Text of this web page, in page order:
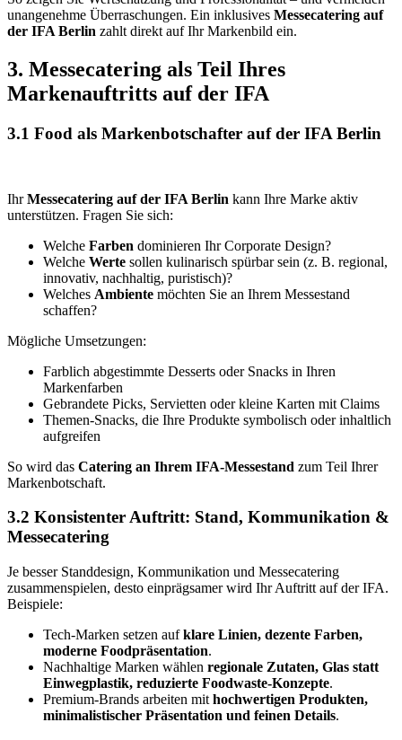
unangenehme Überraschungen. Ein inklusives Messecatering auf
der IFA Berlin zahlt direkt auf Ihr Markenbild ein.
3. Messecatering als Teil Ihres
Markenauftritts auf der IFA
3.1 Food als Markenbotschafter auf der IFA Berlin
IhrMessecatering auf der IFA Berlin kann Ihre Marke aktiv
unterstützen. Fragen Sie sich:
Welche Farben dominieren Ihr Corporate Design?
Welche Werte sollen kulinarisch spürbar sein (z. B. regional,
innovativ, nachhaltig, puristisch)?
Welches Ambiente möchten Sie an Ihrem Messestand
schaffen?
Mögliche Umsetzungen:
Farblich abgestimmte Desserts oder Snacks in Ihren
Markenfarben
Gebrandete Picks, Servietten oder kleine Karten mit Claims
Themen-Snacks, die Ihre Produkte symbolisch oder inhaltlich
aufgreifen
So wird das Catering an Ihrem IFA-Messestand zum Teil Ihrer
Markenbotschaft.
3.2 Konsistenter Auftritt: Stand, Kommunikation &
Messecatering
Je besser Standdesign, Kommunikation und Messecatering
zusammenspielen, desto einprägsamer wird Ihr Auftritt auf der IFA.
Beispiele:
Tech-Marken setzen aufklare Linien, dezente Farben,
moderne Foodpräsentation.
Nachhaltige Marken wählen regionale Zutaten, Glas statt
Einwegplastik, reduzierte Foodwaste-Konzepte.
Premium-Brands arbeiten mit hochwertigen Produkten,
minimalistischer Präsentation und feinen Details.